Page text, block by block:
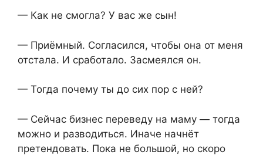
— Как не смогла? У вас же сын!
— Приёмный. Согласился, чтобы она от меня
отстала. И сработало. Засмеялся он.
— Тогда почему ты до сих пор с ней?
— Сейчас бизнес переведу на маму — тогда
можно и разводиться. Иначе начнёт
претендовать. Пока не большой, но скоро